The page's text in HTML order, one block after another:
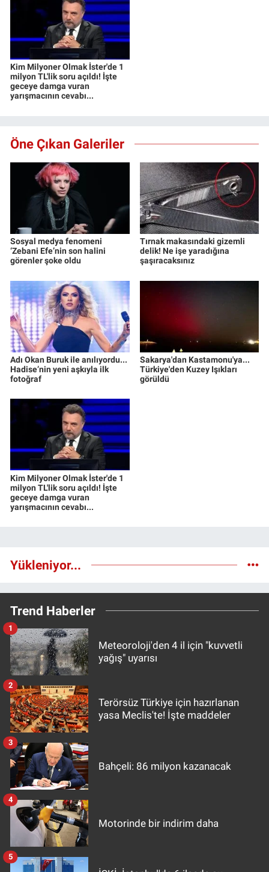
Kim Milyoner Olmak İster'de 1
milyon TL'lik soru açıldı! İşte
geceye damga vuran
yarışmacının cevabı...
Öne Çıkan Galeriler
Sosyal medya fenomeni
‘Zebani Efe’nin son halini
görenler şoke oldu
Tırnak makasındaki gizemli
delik! Ne işe yaradığına
şaşıracaksınız
Adı Okan Buruk ile anılıyordu...
Hadise’nin yeni aşkıyla ilk
fotoğraf
Sakarya'dan Kastamonu'ya...
Türkiye'den Kuzey Işıkları
görüldü
Kim Milyoner Olmak İster'de 1
milyon TL'lik soru açıldı! İşte
geceye damga vuran
yarışmacının cevabı...
Yükleniyor...
Trend Haberler
Meteoroloji'den 4 il için "kuvvetli
yağış" uyarısı
1
Terörsüz Türkiye için hazırlanan
yasa Meclis'te! İşte maddeler
2
Bahçeli: 86 milyon kazanacak
3
Motorinde bir indirim daha
4
5